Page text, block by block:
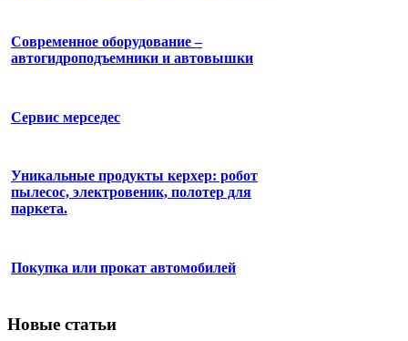
Современное оборудование –
автогидроподъемники и автовышки
Сервис мерседес
Уникальные продукты керхер: робот
пылесос, электровеник, полотер для
паркета.
Покупка или прокат автомобилей
Новые статьи